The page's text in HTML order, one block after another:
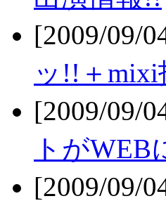
[2009/09/
ッ!!＋mixi
[2009/09/
トが
[2009/09/